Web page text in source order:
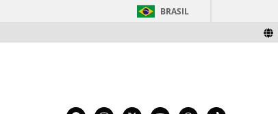
BRASIL